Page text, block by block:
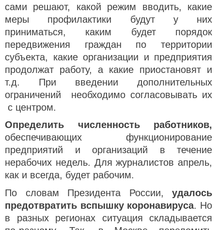
сами решают, какой режим вводить, какие
меры профилактики будут у них
приниматься, каким будет порядок
передвижения граждан по территории
субъекта, какие организации и предприятия
продолжат работу, а какие приостановят и
т.д. При введении дополнительных
ограничений необходимо согласовывать их
с центром.
Определить численность работников,
обеспечивающих функционирование
предприятий и организаций в течение
нерабочих недель. Для журналистов апрель,
как и всегда, будет рабочим.
По словам Президента России, удалось
предотвратить вспышку коронавируса. Но
в разных регионах ситуация складывается